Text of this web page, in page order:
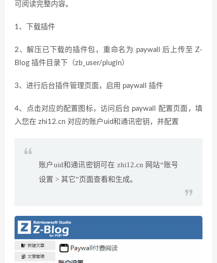
可阅读完整内容。
1、下载插件
2、解压已下载的插件包，重命名为 paywall 后上传至 Z-
Blog 插件目录下（zb_user/plugin）
3、进行后台插件管理页面，启用 paywall 插件
4、点击对应的配置图标，访问后台 paywall 配置页面，填
入您在 zhi12.cn 对应的账户uid和通讯密钥，并配置
账户uid和通讯密钥可在 zhi12.cn 网站“账号
设置 > 其它”页面查看和生成。